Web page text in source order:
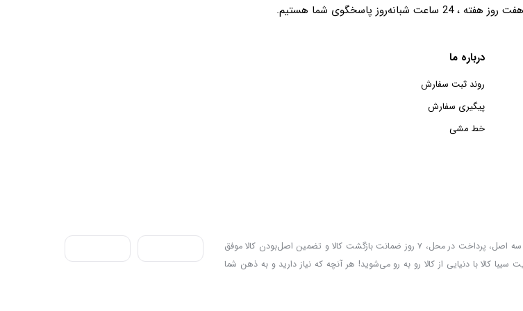
هفت روز هفته ، 24 ساعت شبانه‌روز پاسخگوی شما هستیم.
درباره ما
روند ثبت سفارش
پیگیری سفارش
خط مشی
سیبا کالا به عنوان یکی از قدیمی‌ترین فروشگاه های عمده فروشی اینترنتی با بیش از یک دهه تجربه، با پایبندی به سه اصل، پرداخت در محل، ۷ روز ضمانت بازگشت کالا و تضمین اصل‌بودن کالا موفق
کالا با دنیایی از کالا رو به رو می‌شوید! هر آنچه که نیاز دارید و به ذهن شما